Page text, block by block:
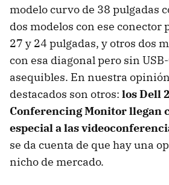
modelo curvo de 38 pulgadas
dos modelos con ese conector
27 y 24 pulgadas, y otros dos
con esa diagonal pero sin
asequibles. En nuestra
destacados son otros: los Dell
Conferencing Monitor llegan
especial a las
se da cuenta de que hay una
nicho de mercado.